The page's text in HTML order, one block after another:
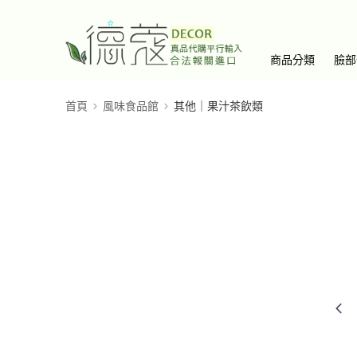
商品分類 臉
首頁 風味食品館 其他｜果汁茶飲類